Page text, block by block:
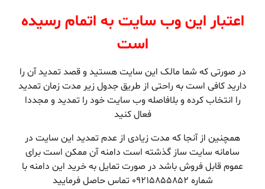
اعتبار این وب سایت به اتمام رسیده
است
در صورتی که شما مالک این سایت هستید و قصد تمدید آن را
دارید کافی است به راحتی از طریق جدول زیر مدت زمان تمدید
را انتخاب کرده و بلافاصله وب سایت خود را تمدید و مجددا
فعال کنید
همچنین از آنجا که مدت زیادی از عدم تمدید این سایت در
سامانه سایت ساز گذشته است دامنه آن ممکن است برای
عموم قابل فروش باشد در صورت تمایل به خرید این دامنه با
شماره 09215855852 تماس حاصل فرمایید